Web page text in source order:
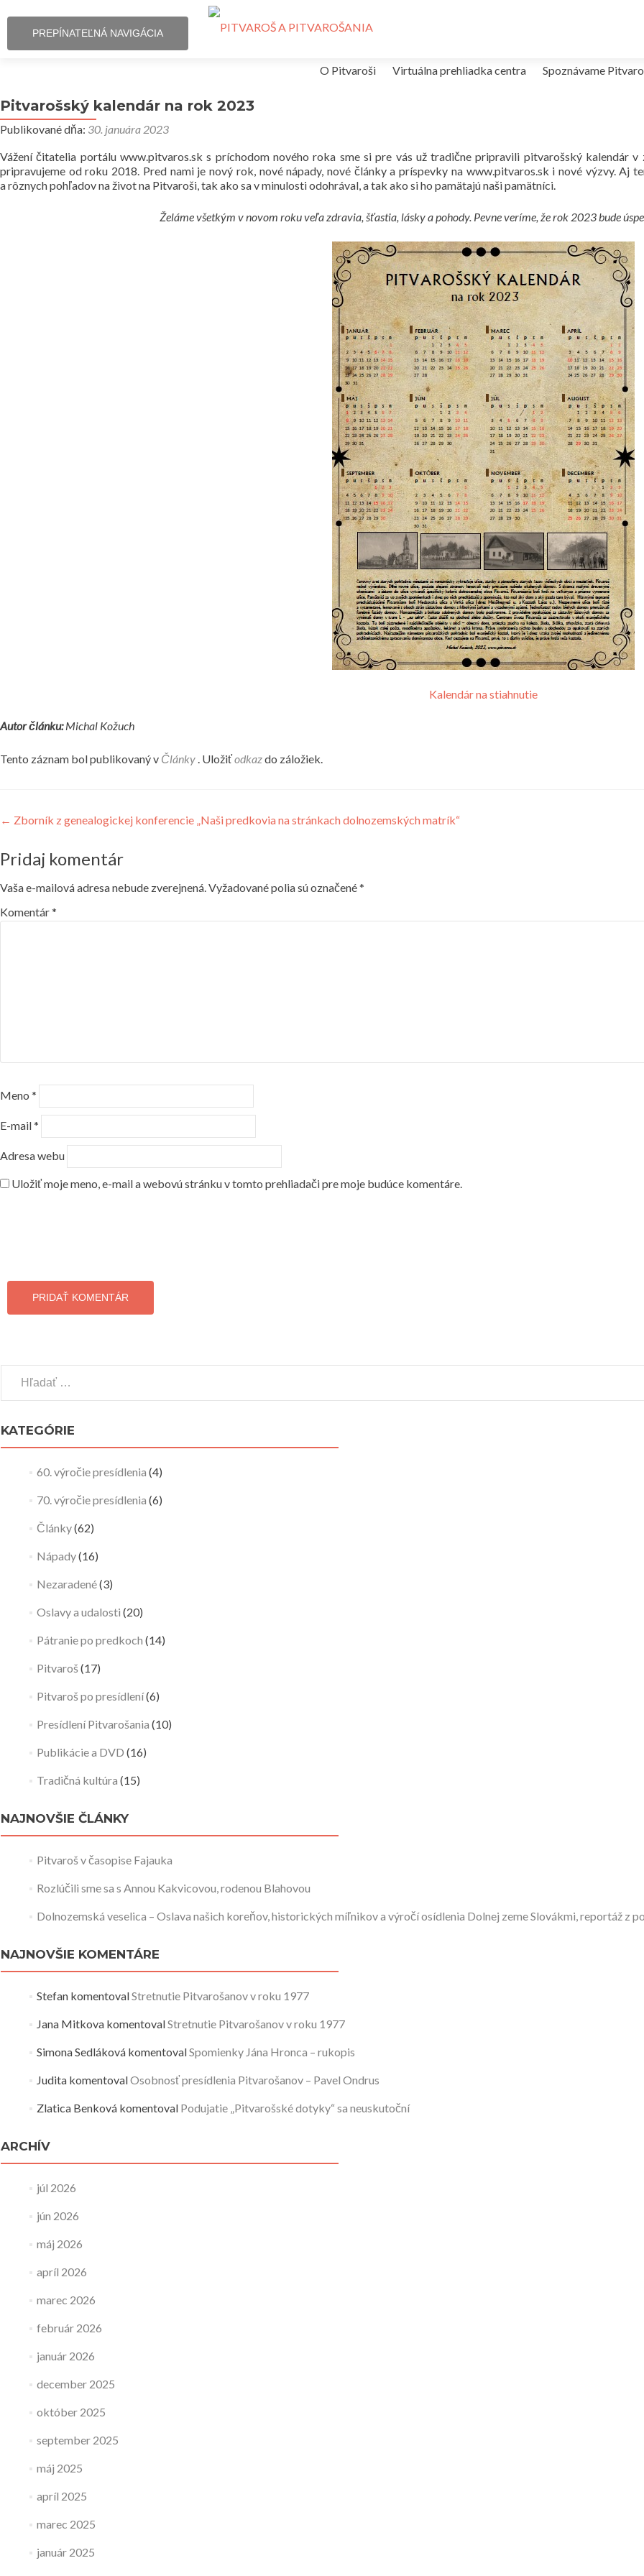
PREPÍNATEĽNÁ NAVIGÁCIA
Prejsť na obsah
O Pitvaroši Virtuálna prehliadka centra Spoznávame
Pitvarošský kalendár na rok 2023
Publikované dňa: 30. januára 2023
Vážení čitatelia portálu www.pitvaros.sk s príchodom nového roka sme si pre vás už tradične pripravili pitvarošský kalendár
pripravujeme od roku 2018. Pred nami je nový rok, nové nápady, nové články a príspevky na www.pitvaros.sk i nové výzvy. Aj
a rôznych pohľadov na život na Pitvaroši, tak ako sa v minulosti odohrával, a tak ako si ho pamätajú naši pamätníci.
Želáme všetkým v novom roku veľa zdravia, šťastia, lásky a pohody. Pevne veríme, že rok 2023 bude
Kalendár na stiahnutie
Autor článku:Michal Kožuch
Tento záznam bol publikovaný v Články . Uložiťodkazdo záložiek.
Navigácia v článku
← Zborník z genealogickej konferencie „Naši predkovia na stránkach dolnozemských matrík“
Pridaj komentár
Vaša e-mailová adresa nebude zverejnená.Vyžadované polia sú označené*
Komentár*
Meno *
E-mail*
Adresa webu
Uložiť moje meno, e-mail a webovú stránku v tomto prehliadači pre moje budúce komentáre.
KATEGÓRIE
60. výročie presídlenia (4)
70. výročie presídlenia (6)
Články(62)
Nápady(16)
Nezaradené(3)
Oslavy a udalosti (20)
Pátranie po predkoch (14)
Pitvaroš(17)
Pitvaroš po presídlení(6)
Presídlení Pitvarošania (10)
Publikácie a DVD (16)
Tradičná kultúra (15)
NAJNOVŠIE ČLÁNKY
Pitvaroš v časopise Fajauka
Rozlúčili sme sa s Annou Kakvicovou, rodenou Blahovou
Dolnozemská veselica – Oslava našich koreňov, historických míľnikov a výročí osídlenia Dolnej zeme Slovákmi, reportáž z
NAJNOVŠIE KOMENTÁRE
Stefan komentovalStretnutie Pitvarošanov v roku 1977
Jana Mitkova komentovalStretnutie Pitvarošanov v roku 1977
Simona Sedláková komentovalSpomienky Jána Hronca – rukopis
Judita komentovalOsobnosť presídlenia Pitvarošanov – Pavel Ondrus
Zlatica Benková komentoval Podujatie „Pitvarošské dotyky“ sa neuskutoční
ARCHÍV
júl 2026
jún 2026
máj 2026
apríl 2026
marec 2026
február 2026
január 2026
december 2025
október 2025
september 2025
máj 2025
apríl 2025
marec 2025
január 2025